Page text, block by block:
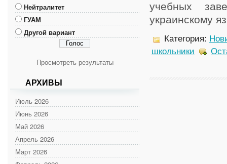
Нейтралитет
ГУАМ
Другой вариант
Просмотреть результаты
АРХИВЫ
Июль 2026
Июнь 2026
Май 2026
Апрель 2026
Март 2026
учебных
украинскому
Категория:
школьники